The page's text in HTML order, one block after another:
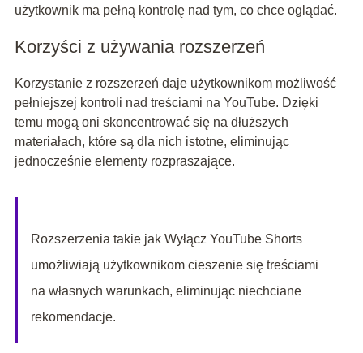
użytkownik ma pełną kontrolę nad tym, co chce oglądać.
Korzyści z używania rozszerzeń
Korzystanie z rozszerzeń daje użytkownikom możliwość
pełniejszej kontroli nad treściami na YouTube. Dzięki
temu mogą oni skoncentrować się na dłuższych
materiałach, które są dla nich istotne, eliminując
jednocześnie elementy rozpraszające.
Rozszerzenia takie jak Wyłącz YouTube Shorts
umożliwiają użytkownikom cieszenie się treściami
na własnych warunkach, eliminując niechciane
rekomendacje.